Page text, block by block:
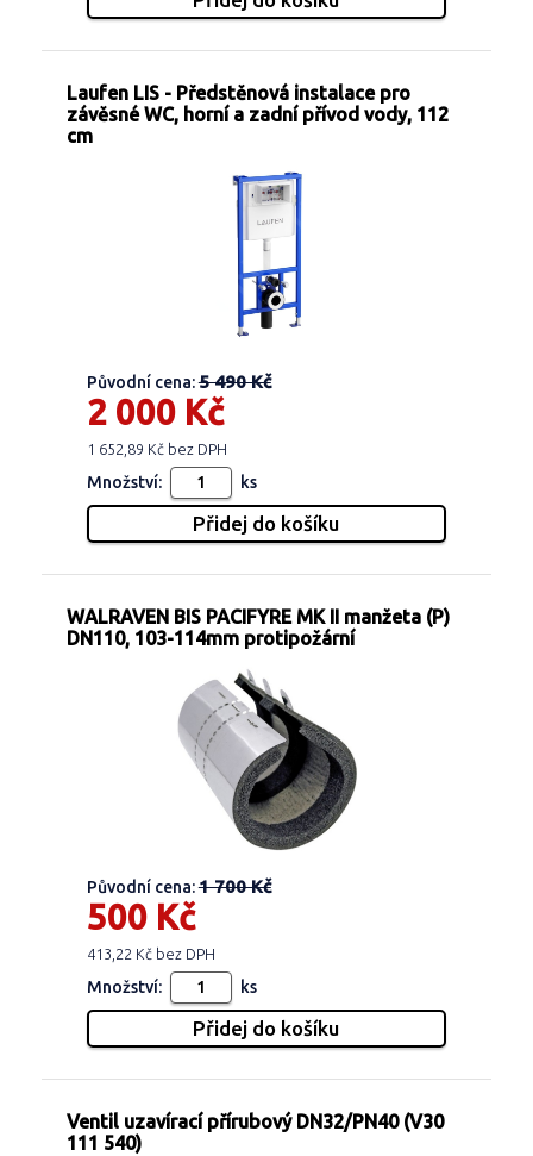
Laufen LIS - Předstěnová instalace pro
závěsné WC, horní a zadní přívod vody, 112
cm
Původní cena:5 490 Kč
2 000 Kč
1 652,89 Kč bez DPH
Množství: ks
WALRAVEN BIS PACIFYRE MK II manžeta (P)
DN110, 103-114mm protipožární
Původní cena:1 700 Kč
500 Kč
413,22 Kč bez DPH
Množství: ks
Ventil uzavírací přírubový DN32/PN40 (V30
111 540)